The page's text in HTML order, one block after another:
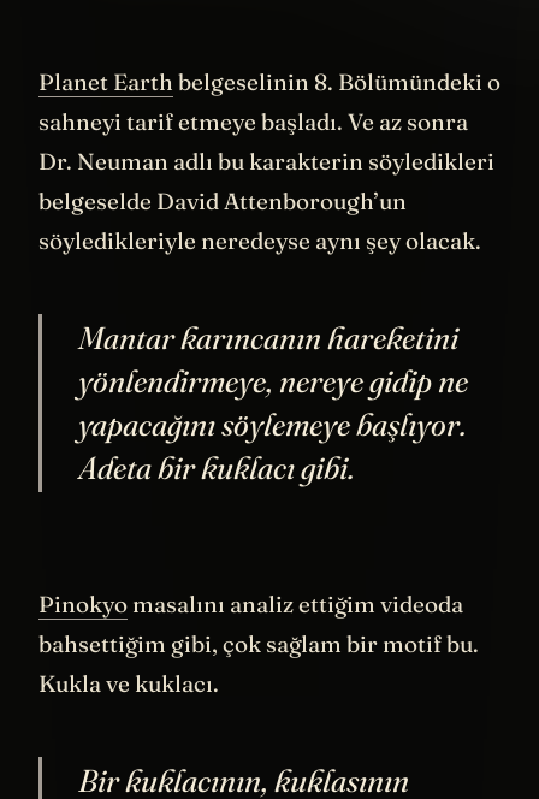
Planet Earthbelgeselinin 8. Bölümündeki o
sahneyi tarif etmeye başladı. Ve az sonra
Dr. Neuman adlı bu karakterin söyledikleri
belgeselde David Attenborough’un
Mantar karıncanın hareketini
yönlendirmeye, nereye gidip ne
yapacağını söylemeye başlıyor.
Pinokyomasalını analiz ettiğim videoda
bahsettiğim gibi, çok sağlam bir motif bu.